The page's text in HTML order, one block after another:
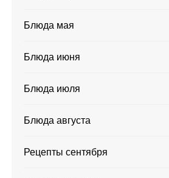
Блюда мая
Блюда июня
Блюда июля
Блюда августа
Рецепты сентября